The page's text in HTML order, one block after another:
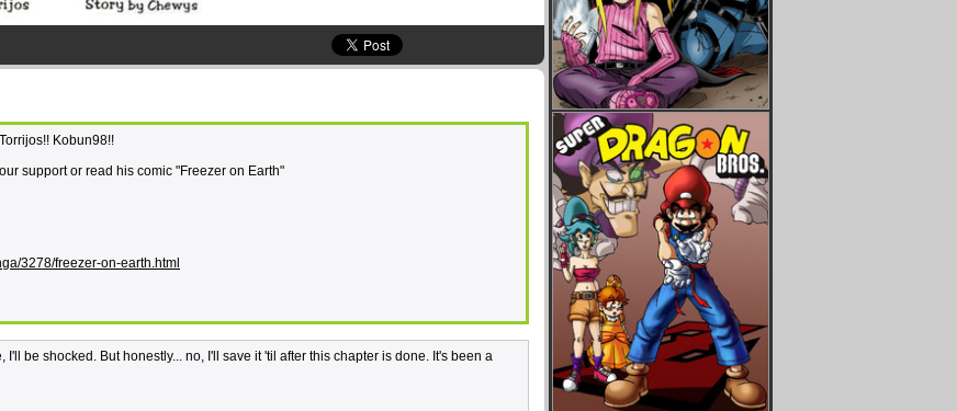
Kobun98!!
support or read his comic "Freezer on Earth"
3278/freezer-on-earth.html
I'll be shocked. But honestly... no, I'll save it 'til after this chapter is done. It's been a